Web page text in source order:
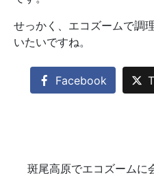
せっかく、エコズームで調
いたいですね。
Facebook
斑尾高原でエコズームに